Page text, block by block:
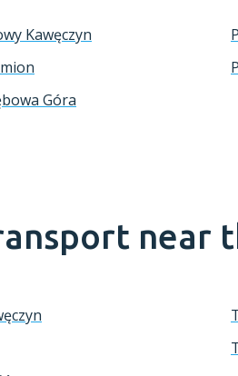
Kawęczyn
Góra
near